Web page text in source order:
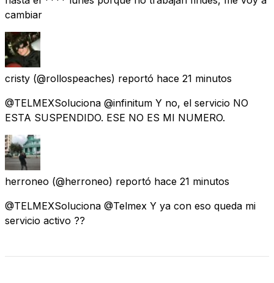
cambiar
cristy (@rollospeaches) reportó hace 21 minutos
@TELMEXSoluciona @infinitum Y no, el servicio NO
ESTA SUSPENDIDO. ESE NO ES MI NUMERO.
herroneo (@herroneo) reportó hace 21 minutos
@TELMEXSoluciona @Telmex Y ya con eso queda mi
servicio activo ??